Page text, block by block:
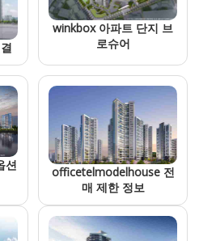
winkbox 아파트 단지 브
로슈어
션
officetelmodelhouse 전
매 제한 정보